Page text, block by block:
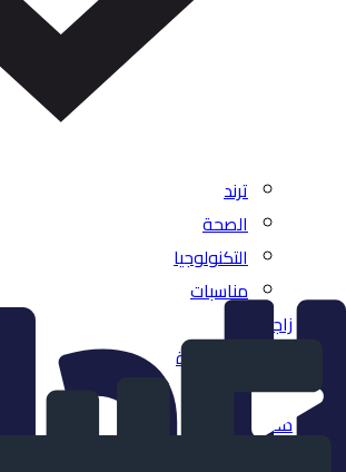
ترند
الصحة
التكنولوجيا
مناسبات
زاجل
بالصوت والصورة
بودكاست
مقالات